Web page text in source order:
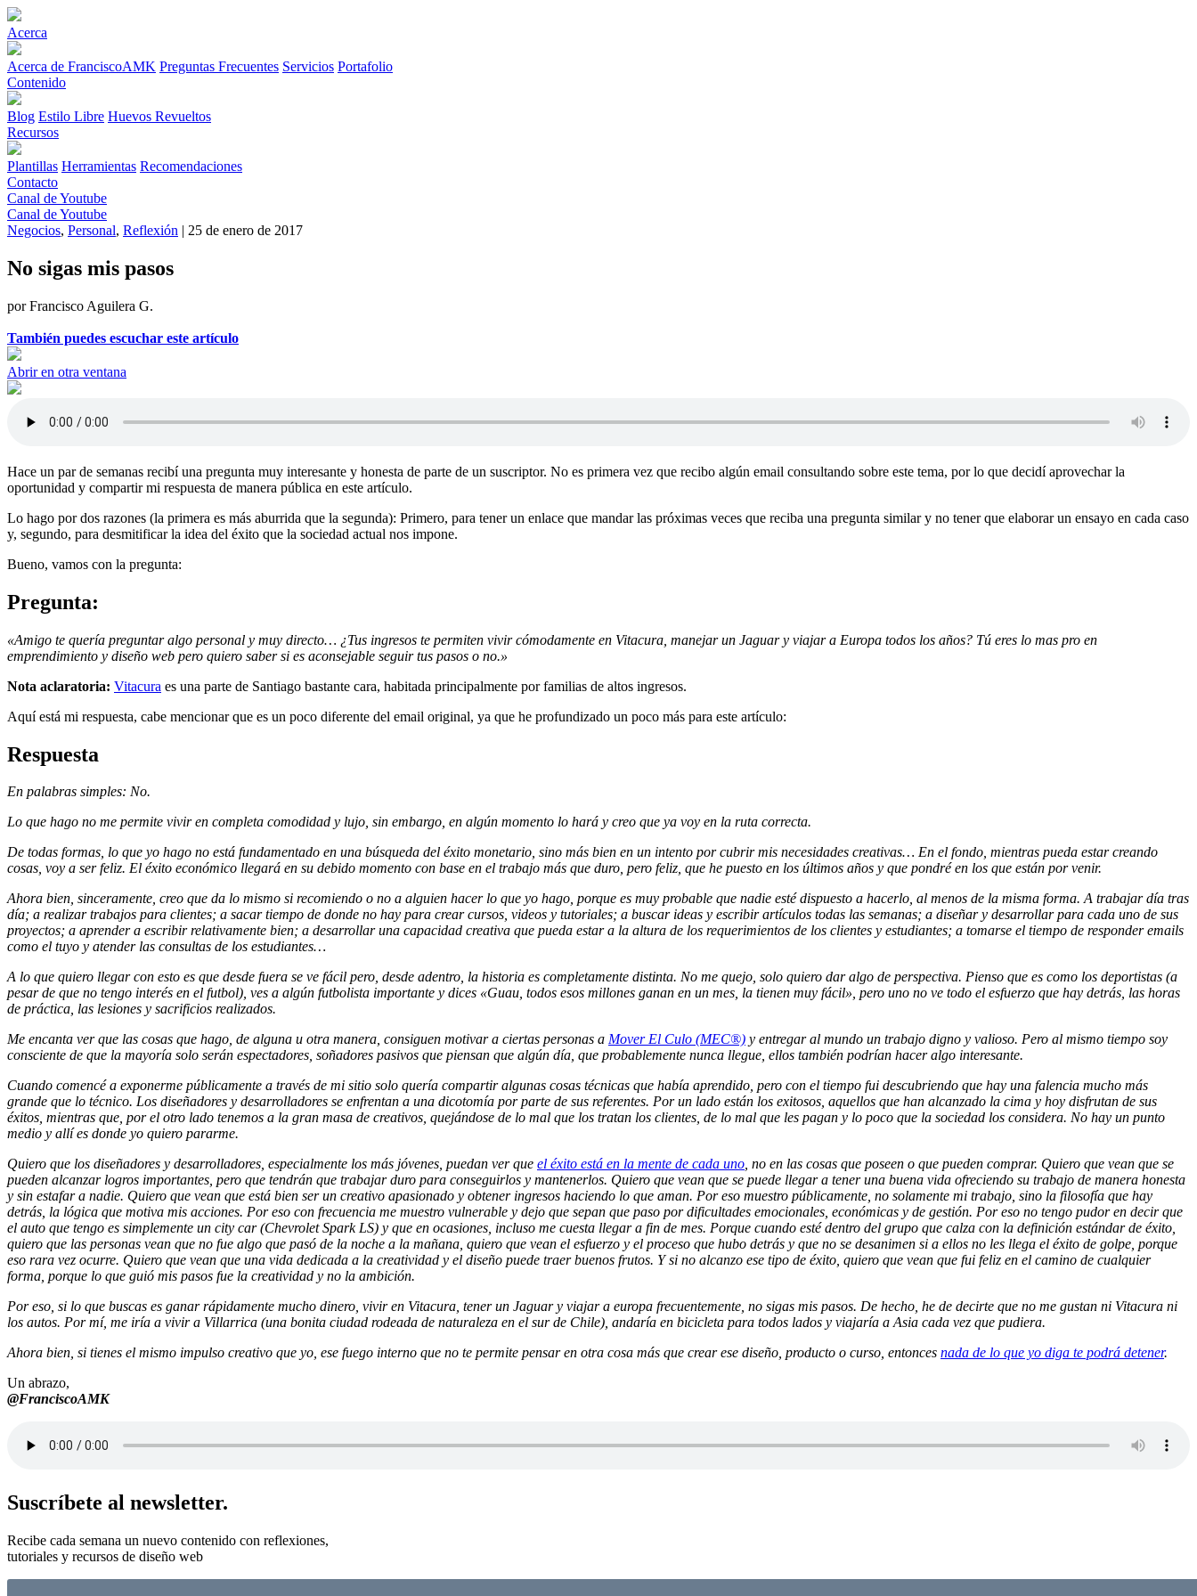
Acerca
Acerca de FranciscoAMK Preguntas Frecuentes Servicios Portafolio
Contenido
Blog Estilo Libre Huevos Revueltos
Recursos
Plantillas Herramientas Recomendaciones
Contacto
Canal de Youtube
Canal de Youtube
Negocios, Personal, Reflexión | 25 de enero de 2017
No sigas mis pasos
por Francisco Aguilera G.
También puedes escuchar este artículo
Abrir en otra ventana
Hace un par de semanas recibí una pregunta muy interesante y honesta de parte de un suscriptor. No es primera vez que recibo algún email consultando sobre este tema, por lo que decidí aprovechar la
oportunidad y compartir mi respuesta de manera pública en este artículo.
Lo hago por dos razones (la primera es más aburrida que la segunda): Primero, para tener un enlace que mandar las próximas veces que reciba una pregunta similar y no tener que elaborar un ensayo en cada caso
y, segundo, para desmitificar la idea del éxito que la sociedad actual nos impone.
Bueno, vamos con la pregunta:
Pregunta:
«Amigo te quería preguntar algo personal y muy directo… ¿Tus ingresos te permiten vivir cómodamente en Vitacura, manejar un Jaguar y viajar a Europa todos los años? Tú eres lo mas pro en
emprendimiento y diseño web pero quiero saber si es aconsejable seguir tus pasos o no.»
Nota aclaratoria: Vitacura es una parte de Santiago bastante cara, habitada principalmente por familias de altos ingresos.
Aquí está mi respuesta, cabe mencionar que es un poco diferente del email original, ya que he profundizado un poco más para este artículo:
Respuesta
En palabras simples: No.
Lo que hago no me permite vivir en completa comodidad y lujo, sin embargo, en algún momento lo hará y creo que ya voy en la ruta correcta.
De todas formas, lo que yo hago no está fundamentado en una búsqueda del éxito monetario, sino más bien en un intento por cubrir mis necesidades creativas… En el fondo, mientras pueda estar creando
cosas, voy a ser feliz. El éxito económico llegará en su debido momento con base en el trabajo más que duro, pero feliz, que he puesto en los últimos años y que pondré en los que están por venir.
Ahora bien, sinceramente, creo que da lo mismo si recomiendo o no a alguien hacer lo que yo hago, porque es muy probable que nadie esté dispuesto a hacerlo, al menos de la misma forma. A trabajar día tras
día; a realizar trabajos para clientes; a sacar tiempo de donde no hay para crear cursos, videos y tutoriales; a buscar ideas y escribir artículos todas las semanas; a diseñar y desarrollar para cada uno de sus
proyectos; a aprender a escribir relativamente bien; a desarrollar una capacidad creativa que pueda estar a la altura de los requerimientos de los clientes y estudiantes; a tomarse el tiempo de responder emails
como el tuyo y atender las consultas de los estudiantes…
A lo que quiero llegar con esto es que desde fuera se ve fácil pero, desde adentro, la historia es completamente distinta. No me quejo, solo quiero dar algo de perspectiva. Pienso que es como los deportistas (a
pesar de que no tengo interés en el futbol), ves a algún futbolista importante y dices «Guau, todos esos millones ganan en un mes, la tienen muy fácil», pero uno no ve todo el esfuerzo que hay detrás, las horas
de práctica, las lesiones y sacrificios realizados.
Me encanta ver que las cosas que hago, de alguna u otra manera, consiguen motivar a ciertas personas a Mover El Culo (MEC®) y entregar al mundo un trabajo digno y valioso. Pero al mismo tiempo soy
consciente de que la mayoría solo serán espectadores, soñadores pasivos que piensan que algún día, que probablemente nunca llegue, ellos también podrían hacer algo interesante.
Cuando comencé a exponerme públicamente a través de mi sitio solo quería compartir algunas cosas técnicas que había aprendido, pero con el tiempo fui descubriendo que hay una falencia mucho más
grande que lo técnico. Los diseñadores y desarrolladores se enfrentan a una dicotomía por parte de sus referentes. Por un lado están los exitosos, aquellos que han alcanzado la cima y hoy disfrutan de sus
éxitos, mientras que, por el otro lado tenemos a la gran masa de creativos, quejándose de lo mal que los tratan los clientes, de lo mal que les pagan y lo poco que la sociedad los considera. No hay un punto
medio y allí es donde yo quiero pararme.
Quiero que los diseñadores y desarrolladores, especialmente los más jóvenes, puedan ver que el éxito está en la mente de cada uno, no en las cosas que poseen o que pueden comprar. Quiero que vean que se
pueden alcanzar logros importantes, pero que tendrán que trabajar duro para conseguirlos y mantenerlos. Quiero que vean que se puede llegar a tener una buena vida ofreciendo su trabajo de manera honesta
y sin estafar a nadie. Quiero que vean que está bien ser un creativo apasionado y obtener ingresos haciendo lo que aman. Por eso muestro públicamente, no solamente mi trabajo, sino la filosofía que hay
detrás, la lógica que motiva mis acciones. Por eso con frecuencia me muestro vulnerable y dejo que sepan que paso por dificultades emocionales, económicas y de gestión. Por eso no tengo pudor en decir que
el auto que tengo es simplemente un city car (Chevrolet Spark LS) y que en ocasiones, incluso me cuesta llegar a fin de mes. Porque cuando esté dentro del grupo que calza con la definición estándar de éxito,
quiero que las personas vean que no fue algo que pasó de la noche a la mañana, quiero que vean el esfuerzo y el proceso que hubo detrás y que no se desanimen si a ellos no les llega el éxito de golpe, porque
eso rara vez ocurre. Quiero que vean que una vida dedicada a la creatividad y el diseño puede traer buenos frutos. Y si no alcanzo ese tipo de éxito, quiero que vean que fui feliz en el camino de cualquier
forma, porque lo que guió mis pasos fue la creatividad y no la ambición.
Por eso, si lo que buscas es ganar rápidamente mucho dinero, vivir en Vitacura, tener un Jaguar y viajar a europa frecuentemente, no sigas mis pasos. De hecho, he de decirte que no me gustan ni Vitacura ni
los autos. Por mí, me iría a vivir a Villarrica (una bonita ciudad rodeada de naturaleza en el sur de Chile), andaría en bicicleta para todos lados y viajaría a Asia cada vez que pudiera.
Ahora bien, si tienes el mismo impulso creativo que yo, ese fuego interno que no te permite pensar en otra cosa más que crear ese diseño, producto o curso, entonces nada de lo que yo diga te podrá detener.
Un abrazo,
@FranciscoAMK
Suscríbete al newsletter.
Recibe cada semana un nuevo contenido con reflexiones,
tutoriales y recursos de diseño web